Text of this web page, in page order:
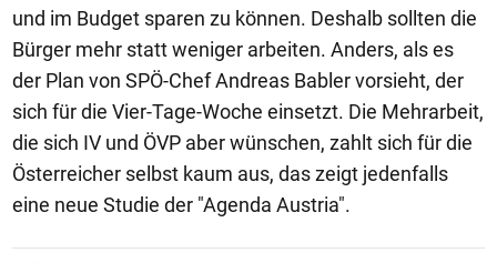
und im Budget sparen zu können. Deshalb sollten die
Bürger mehr statt weniger arbeiten. Anders, als es
der Plan von SPÖ-Chef Andreas Babler vorsieht, der
sich für die Vier-Tage-Woche einsetzt. Die Mehrarbeit,
die sich IV und ÖVP aber wünschen, zahlt sich für die
Österreicher selbst kaum aus, das zeigt jedenfalls
eine neue Studie der "Agenda Austria".